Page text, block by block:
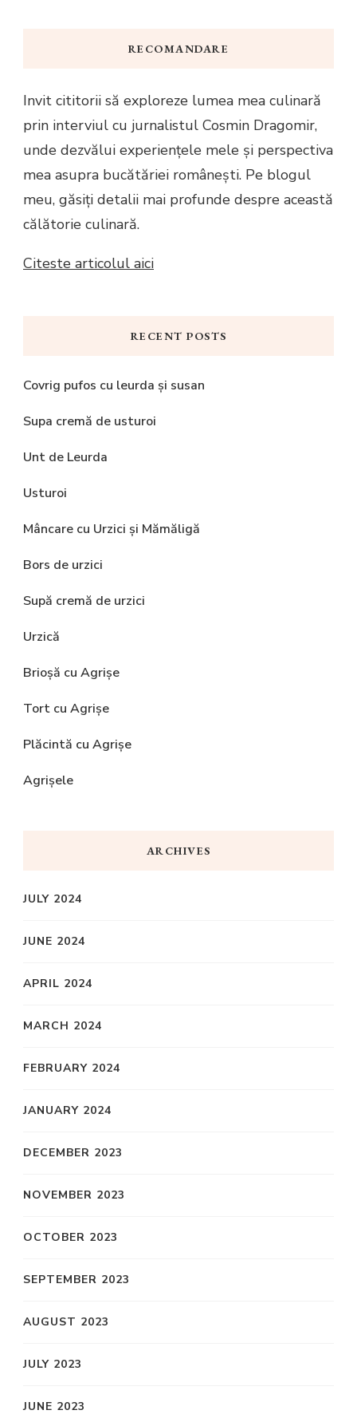
RECOMANDARE
Invit cititorii să exploreze lumea mea culinară
prin interviul cu jurnalistul Cosmin Dragomir,
unde dezvălui experiențele mele și perspectiva
mea asupra bucătăriei românești. Pe blogul
meu, găsiți detalii mai profunde despre această
călătorie culinară.
Citeste articolul aici
RECENT POSTS
Covrig pufos cu leurda și susan
Supa cremă de usturoi
Unt de Leurda
Usturoi
Mâncare cu Urzici și Mămăligă
Bors de urzici
Supă cremă de urzici
Urzică
Brioșă cu Agrișe
Tort cu Agrișe
Plăcintă cu Agrișe
Agrișele
ARCHIVES
JULY 2024
JUNE 2024
APRIL 2024
MARCH 2024
FEBRUARY 2024
JANUARY 2024
DECEMBER 2023
NOVEMBER 2023
OCTOBER 2023
SEPTEMBER 2023
AUGUST 2023
JULY 2023
JUNE 2023